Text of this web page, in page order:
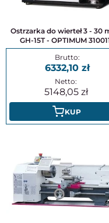
Ostrzarka do wierteł 3 - 30 mm |
GH-15T - OPTIMUM
6332,10
5148,05
KUP